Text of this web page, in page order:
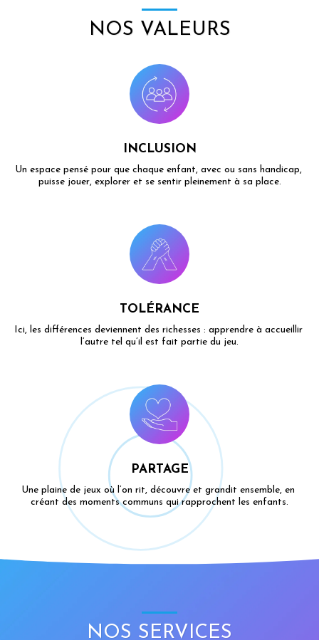
NOS VALEURS
INCLUSION
Un espace pensé pour que chaque enfant, avec ou sans handicap,
puisse jouer, explorer et se sentir pleinement à sa place.
TOLÉRANCE
Ici, les différences deviennent des richesses : apprendre à accueillir
l’autre tel qu’il est fait partie du jeu.
PARTAGE
Une plaine de jeux où l’on rit, découvre et grandit ensemble, en
créant des moments communs qui rapprochent les enfants.
NOS SERVICES